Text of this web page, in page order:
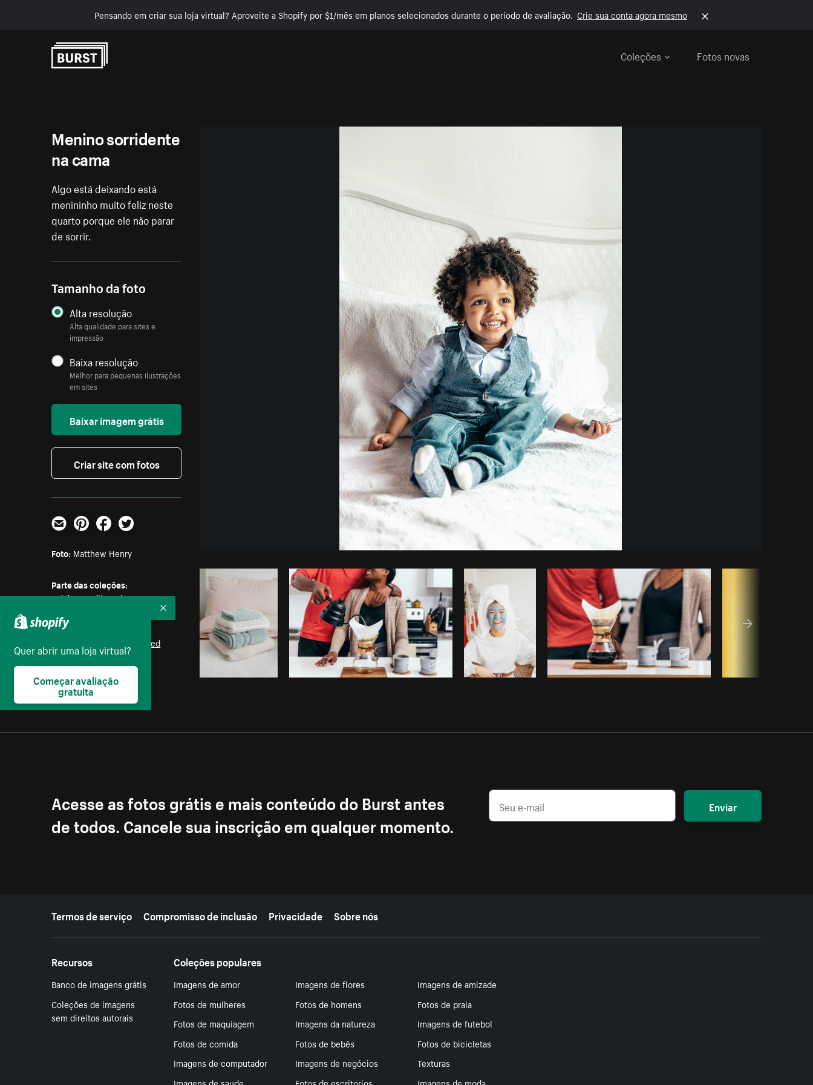
Pensando em criar sua loja virtual? Aproveite a Shopify por $1/mês em planos selecionados durante o período de avaliação. Crie sua conta agora mesmo
Coleções
Fotos novas
Foto da Matthew Henry doBurst Copiar código
Menino sorridente
na cama
Algo está deixando está
menininho muito feliz neste
quarto porque ele não parar
de sorrir.
Tamanho da foto
Alta resolução
Alta qualidade para sites e
impressão
Baixa resolução
Melhor para pequenas ilustrações
em sites
Baixar imagem grátis
Criar site com fotos
E-mailPinterestFacebookTwitter
Foto: Matthew Henry
Parte das coleções:
Bebês,Família,Crianças
Licença:
Burst Some Rights Reserved
Acesse as fotos grátis e mais conteúdo do Burst antes
de todos. Cancele sua inscrição em qualquer momento.
Enviar
Mais recursos
Termos de serviço Compromisso de inclusão Privacidade Sobre nós
Recursos
Banco de imagens grátis
Coleções de imagens
sem direitos autorais
Coleções populares
Imagens de amor Imagens de flores
Imagens de amizade
Fotos de mulheres
Fotos de homens
Fotos de praia
Fotos de maquiagem
Imagens da natureza
Imagens de futebol
Fotos de comida
Fotos de bebês
Fotos de bicicletas
Imagens de computador
Imagens de negócios
Texturas
Quer abrir uma loja virtual?
Começar avaliação
gratuita
Recolher